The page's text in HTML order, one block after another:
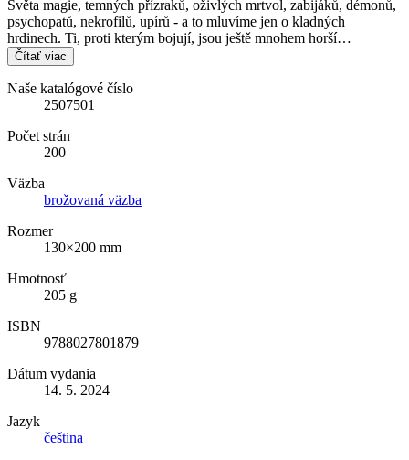
Světa magie, temných přízraků, oživlých mrtvol, zabijáků, démonů,
psychopatů, nekrofilů, upírů - a to mluvíme jen o kladných
hrdinech. Ti, proti kterým bojují, jsou ještě mnohem horší…
Čítať viac
Naše katalógové číslo
2507501
Počet strán
200
Väzba
brožovaná väzba
Rozmer
130×200 mm
Hmotnosť
205 g
ISBN
9788027801879
Dátum vydania
14. 5. 2024
Jazyk
čeština